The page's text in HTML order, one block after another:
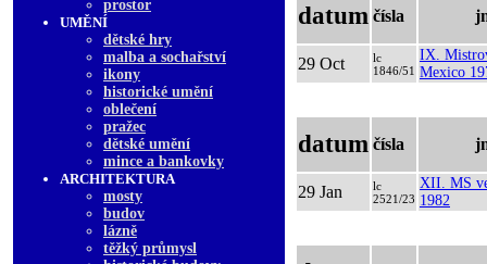
prostor
UMĚNÍ
dětské hry
malba а sochařství
ikony
historické umění
oblečení
pražec
dětské umění
mince a bankovky
ARCHITEKTURA
mosty
budov
lázně
těžký průmysl
datum čísla
29 Oct
lc
1846/51
IX.
Mexico
datum čísla
29 Jan
lc
2521/23
XII. MS
1982